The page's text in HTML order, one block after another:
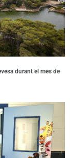
durant el mes de